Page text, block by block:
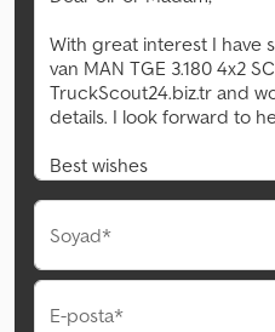
Soyad*
E-posta*